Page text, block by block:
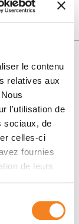
le contenu
relatives aux
l'utilisation de
sociaux, de
celles-ci
fournies
de leurs